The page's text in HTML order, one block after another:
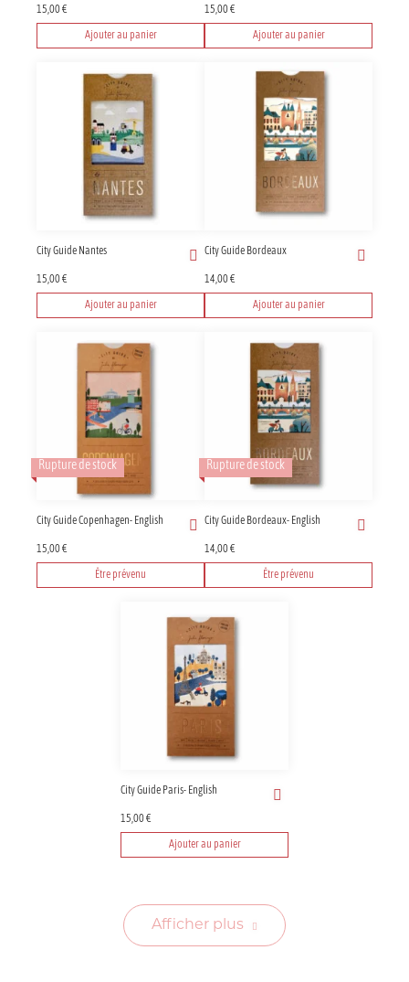
15,00€
Ajouter au panier
15,00€
Ajouter au panier
City Guide Nantes
15,00€
Ajouter au panier
City Guide Bordeaux
14,00€
Ajouter au panier
Rupture de stock
City Guide Copenhagen- English
15,00€
Être prévenu
Rupture de stock
City Guide Bordeaux- English
14,00€
Être prévenu
City Guide Paris- English
15,00€
Ajouter au panier
Afficher plus